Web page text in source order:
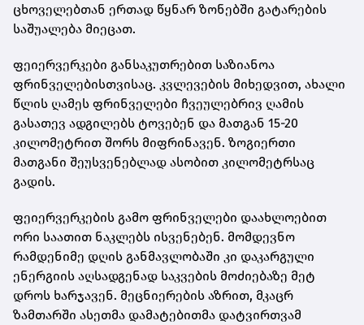
ცხოველებთან ერთად წყნარ ზონებში გატარების
საშუალება მიეცათ.
ფეიერვერკები განსაკუთრებით საზიანოა
ფრინველებისთვისაც. კვლევების მიხედვით, ახალი
წლის ღამეს ფრინველები ჩვეულებრივ ღამის
გასათევ ადგილებს ტოვებენ და მათგან 15-20
კილომეტრით შორს მიფრინავენ. ზოგიერთი
მათგანი შეუსვენებლად ასობით კილომეტრსაც
გადის.
ფეიერვერკების გამო ფრინველები დაახლოებით
ორი საათით ნაკლებს ისვენებენ. მომდევნო
რამდენიმე დღის განმავლობაში კი დაკარგული
ენერგიის აღსადგენად საკვების მოძიებაზე მეტ
დროს ხარჯავენ. მეცნიერების აზრით, მკაცრ
ზამთარში ასეთმა დამატებითმა დატვირთვამ